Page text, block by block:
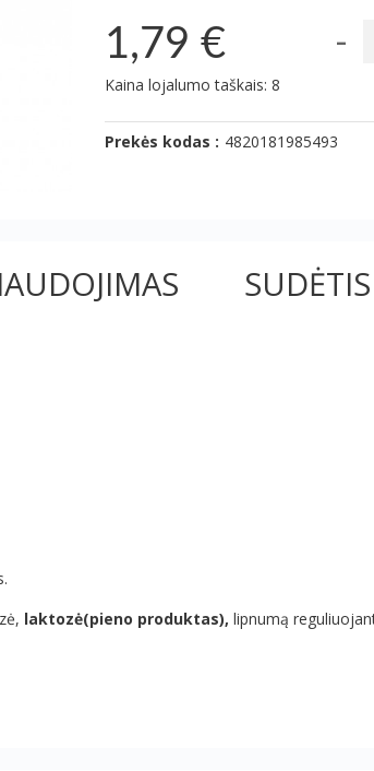
1,79 € -
Kaina lojalumo taškais: 8
Prekės kodas : 4820181985493
SUDĖTIS
laktozė(pieno produktas), lipnumą